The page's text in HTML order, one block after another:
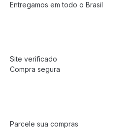
Entregamos em todo o Brasil
Site verificado
Compra segura
Parcele sua compras